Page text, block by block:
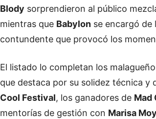
Blody sorprendieron al público
mientras que Babylon se encargó de
contundente que provocó los
El listado lo completan los
que destaca por su solidez técnica y
Cool Festival, los ganadores de Mad
mentorías de gestión con Marisa